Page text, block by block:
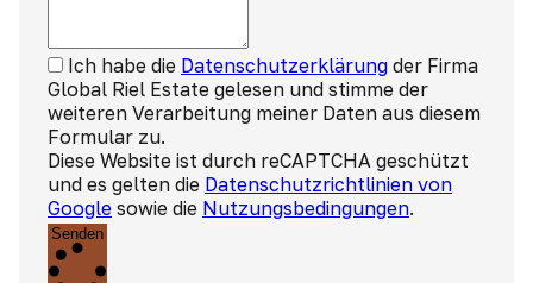
Ich habe die Datenschutzerklärung der Firma
Global Riel Estate gelesen und stimme der
weiteren Verarbeitung meiner Daten aus diesem
Formular zu.
Diese Website ist durch reCAPTCHA geschützt
und es gelten die Datenschutzrichtlinien von
Google sowie die Nutzungsbedingungen.
Senden